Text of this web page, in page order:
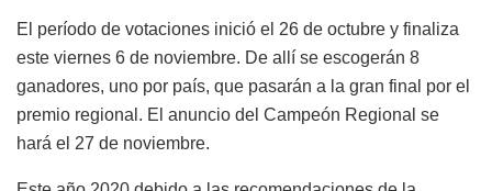
El período de votaciones inició el 26 de octubre y finaliza
este viernes 6 de noviembre. De allí se escogerán 8
ganadores, uno por país, que pasarán a la gran final por el
premio regional. El anuncio del Campeón Regional se
hará el 27 de noviembre.